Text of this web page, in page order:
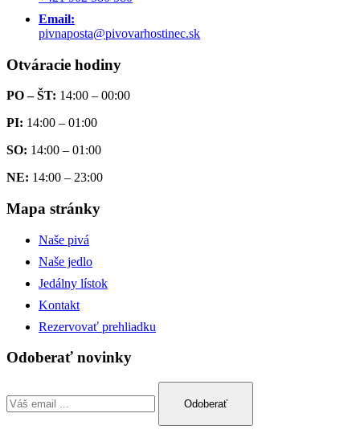
Email:
pivnaposta@pivovarhostinec.sk
Otváracie hodiny
PO – ŠT: 14:00 – 00:00
PI: 14:00 – 01:00
SO: 14:00 – 01:00
NE: 14:00 – 23:00
Mapa stránky
Naše pivá
Naše jedlo
Jedálny lístok
Kontakt
Rezervovať prehliadku
Odoberať novinky
Odoberať